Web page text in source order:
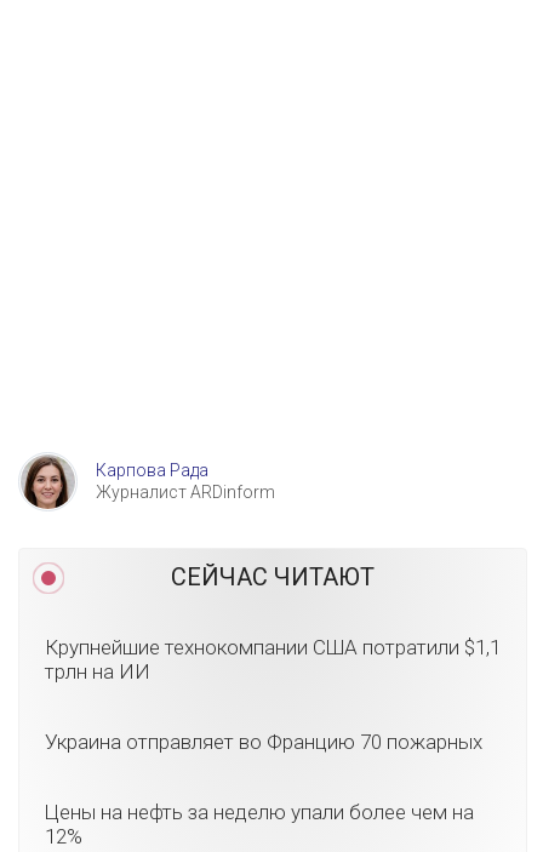
Карпова Рада
Журналист ARDinform
СЕЙЧАС ЧИТАЮТ
Крупнейшие технокомпании США потратили $1,1
трлн на ИИ
Украина отправляет во Францию 70 пожарных
Цены на нефть за неделю упали более чем на
12%